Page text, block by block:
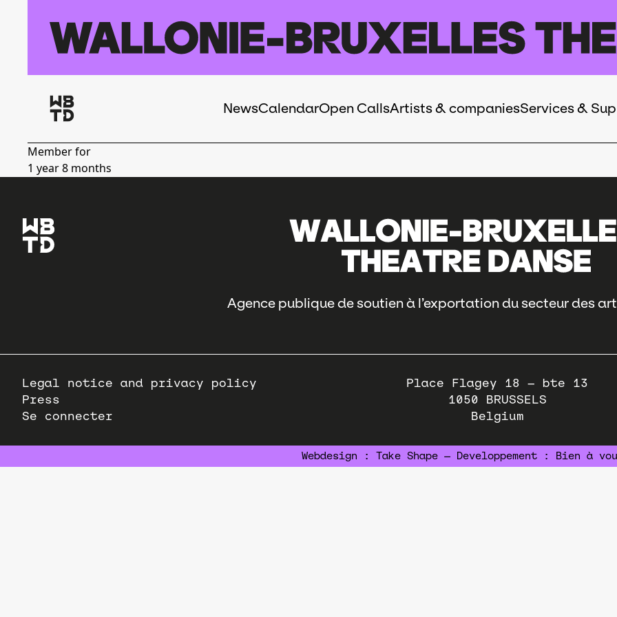
Navigation
NewsCalendarOpen CallsArtists & companiesServices &
Member for
1 year 8 months
Agence publique de soutien à l’exportation du secteur des
Pied
de
page
Legal notice and privacy policy
Press
Se connecter
Place Flagey 18 – bte 13
1050
BRUSSELS
Belgium
Webdesign : Take Shape — Developpement : Bien à